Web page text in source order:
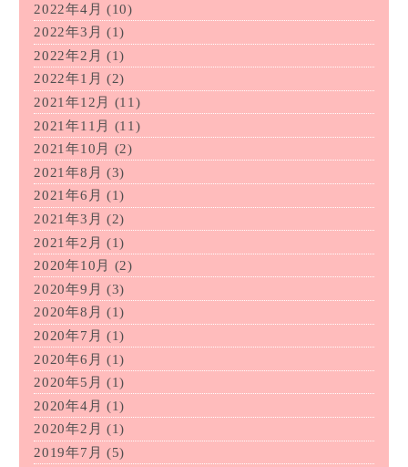
2022年4月 (10)
2022年3月 (1)
2022年2月 (1)
2022年1月 (2)
2021年12月
(11)
2021年11月 (11)
2021年10月
(2)
2021年8月 (3)
2021年6月 (1)
2021年3月 (2)
2021年2月 (1)
2020年10月
(2)
2020年9月 (3)
2020年8月 (1)
2020年7月 (1)
2020年6月 (1)
2020年5月 (1)
2020年4月 (1)
2020年2月 (1)
2019年7月 (5)